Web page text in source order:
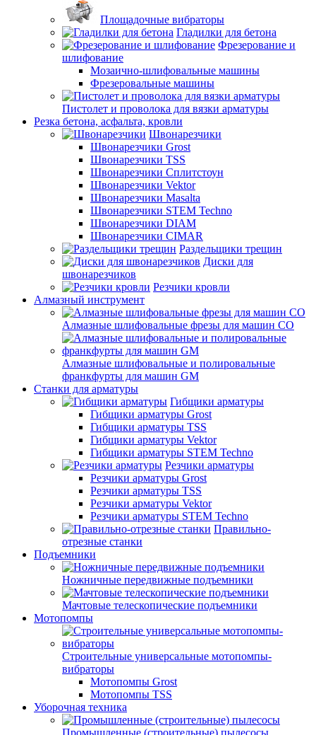
Площадочные вибраторы
Гладилки для бетона
Фрезерование и
шлифование
Мозаично-шлифовальные машины
Фрезеровальные машины
Пистолет и проволока для вязки арматуры
Резка бетона, асфальта, кровли
Швонарезчики
Швонарезчики Grost
Швонарезчики TSS
Швонарезчики Сплитстоун
Швонарезчики Vektor
Швонарезчики Masalta
Швонарезчики STEM Techno
Швонарезчики DIAM
Швонарезчики CIMAR
Раздельщики трещин
Диски для
швонарезчиков
Резчики кровли
Алмазный инструмент
Алмазные шлифовальные фрезы для машин СО
Алмазные шлифовальные и полировальные
франкфурты для машин GM
Станки для арматуры
Гибщики арматуры
Гибщики арматуры Grost
Гибщики арматуры TSS
Гибщики арматуры Vektor
Гибщики арматуры STEM Techno
Резчики арматуры
Резчики арматуры Grost
Резчики арматуры TSS
Резчики арматуры Vektor
Резчики арматуры STEM Techno
Правильно-
отрезные станки
Подъемники
Ножничные передвижные подъемники
Мачтовые телескопические подъемники
Мотопомпы
Строительные универсальные мотопомпы-
вибраторы
Мотопомпы Grost
Мотопомпы TSS
Уборочная техника
Промышленные (строительные) пылесосы